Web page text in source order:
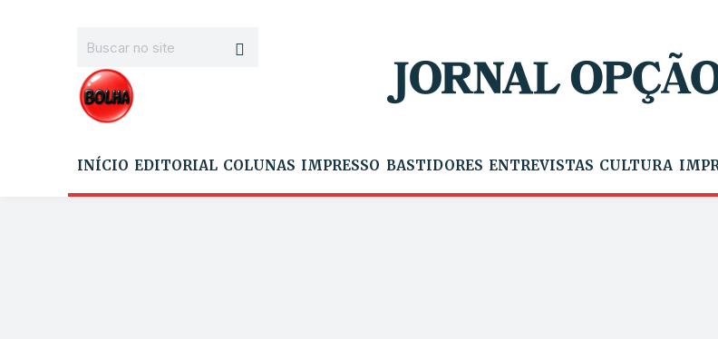
INÍCIO EDITORIAL COLUNAS IMPRESSO BASTIDORES ENTREVISTAS CULTURA